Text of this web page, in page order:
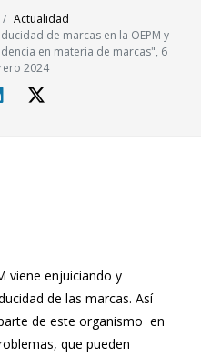
Actualidad
de marcas en la OEPM y
en materia de marcas", 6
2024
viene enjuiciando y
de las marcas. Así
de este organismo en
que pueden